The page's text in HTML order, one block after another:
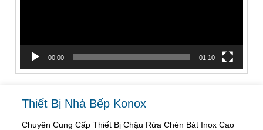
00:00 01:10
Thiết Bị Nhà Bếp Konox
Chuyên Cung Cấp Thiết Bị Chậu Rửa Chén Bát Inox Cao